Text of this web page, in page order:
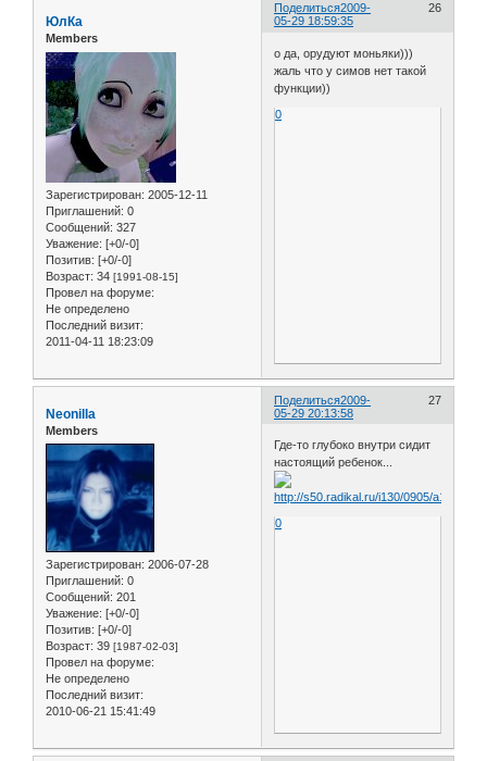
Поделиться 26
2009-
05-29 18:59:35
ЮлКа
Members
Зарегистрирован: 2005-12-11
Приглашений: 0
Сообщений: 327
Уважение: [+0/-0]
Позитив: [+0/-0]
Возраст: 34 [1991-08-15]
Провел на форуме:
Не определено
Последний визит:
2011-04-11 18:23:09
о да, орудуют моньяки)))
жаль что у симов нет такой
функции))
0
Поделиться 27
2009-
05-29 20:13:58
Neonilla
Members
Зарегистрирован: 2006-07-28
Приглашений: 0
Сообщений: 201
Уважение: [+0/-0]
Позитив: [+0/-0]
Возраст: 39 [1987-02-03]
Провел на форуме:
Не определено
Последний визит:
2010-06-21 15:41:49
Где-то глубоко внутри сидит
настоящий ребенок...
0